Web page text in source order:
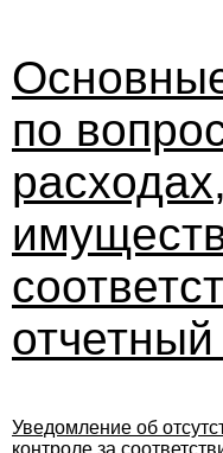
по
Уведомление об
контроле за